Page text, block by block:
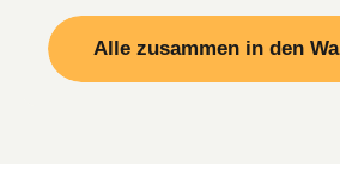
Alle zusammen in den